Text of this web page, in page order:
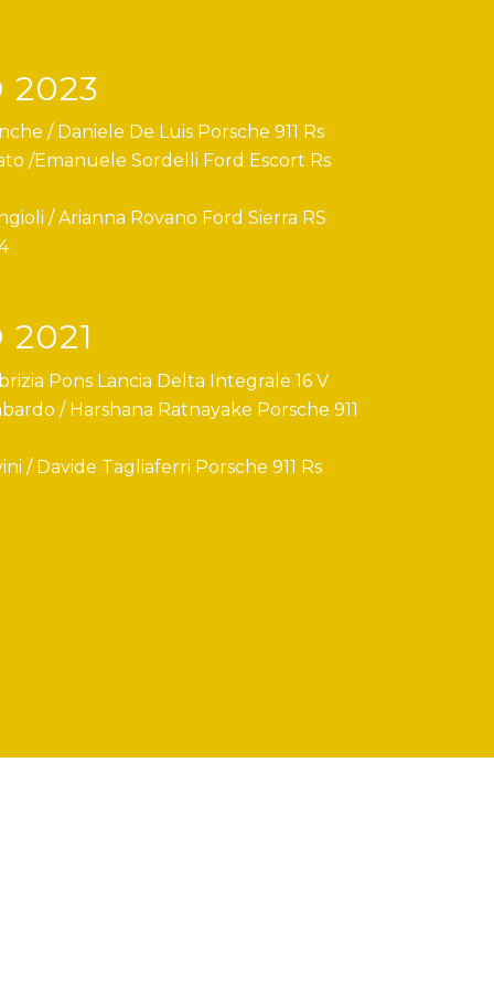
2023
/ Daniele De Luis Porsche 911 Rs
/Emanuele Sordelli Ford Escort Rs
/ Arianna Rovano Ford Sierra RS
2021
Pons Lancia Delta Integrale 16 V
/ Harshana Ratnayake Porsche 911
/ Davide Tagliaferri Porsche 911 Rs